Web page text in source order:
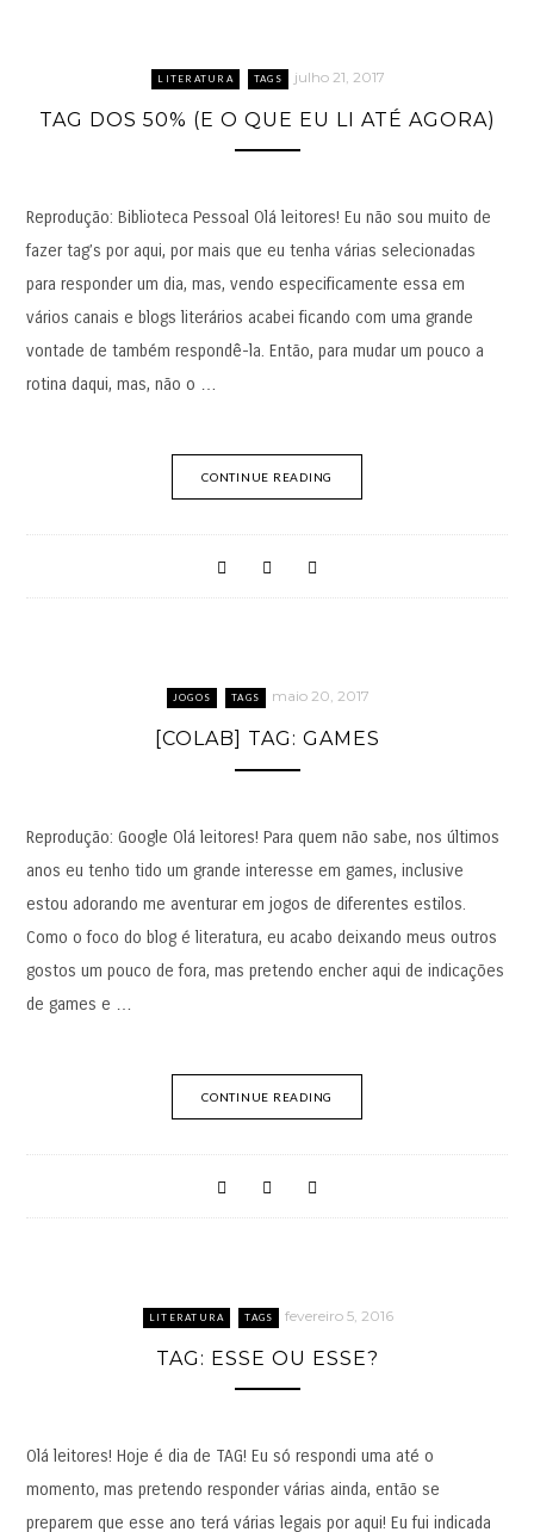
LITERATURA TAGS julho 21, 2017
TAG DOS 50% (E O QUE EU LI ATÉ AGORA)
Reprodução: Biblioteca Pessoal Olá leitores! Eu não sou muito de
fazer tag’s por aqui, por mais que eu tenha várias selecionadas
para responder um dia, mas, vendo especificamente essa em
vários canais e blogs literários acabei ficando com uma grande
vontade de também respondê-la. Então, para mudar um pouco a
rotina daqui, mas, não o …
CONTINUE READING
JOGOS TAGS maio 20, 2017
[COLAB] TAG: GAMES
Reprodução: Google Olá leitores! Para quem não sabe, nos últimos
anos eu tenho tido um grande interesse em games, inclusive
estou adorando me aventurar em jogos de diferentes estilos.
Como o foco do blog é literatura, eu acabo deixando meus outros
gostos um pouco de fora, mas pretendo encher aqui de indicações
de games e …
CONTINUE READING
LITERATURA TAGS fevereiro 5, 2016
TAG: ESSE OU ESSE?
Olá leitores! Hoje é dia de TAG! Eu só respondi uma até o
momento, mas pretendo responder várias ainda, então se
preparem que esse ano terá várias legais por aqui! Eu fui indicada